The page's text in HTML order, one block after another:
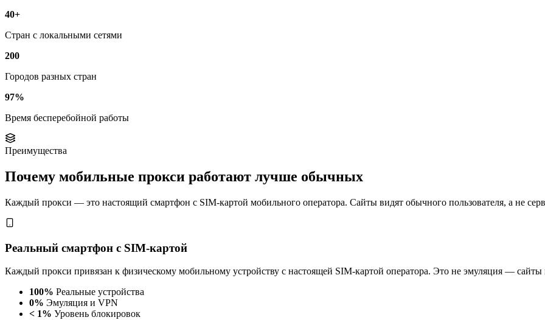
40+
Стран с локальными сетями
200
Городов разных стран
97%
Время бесперебойной работы
Преимущества
Почему мобильные прокси работают лучше обычных
Каждый прокси — это настоящий смартфон с SIM-картой мобильного оператора. Сайты видят обычного пользователя, а не
Реальный смартфон с SIM-картой
Каждый прокси привязан к физическому мобильному устройству с настоящей SIM-картой оператора. Это не эмуляция — сайты
100% Реальные устройства
0% Эмуляция и VPN
< 1% Уровень блокировок